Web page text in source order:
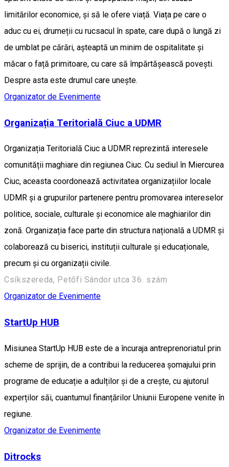
limitărilor economice, și să le ofere viață. Viața pe care o
aduc cu ei, drumeții cu rucsacul în spate, care după o lungă zi
de umblat pe cărări, așteaptă un minim de ospitalitate și
măcar o față primitoare, cu care să împărtășească povești.
Despre asta este drumul care unește.
Organizator de Evenimente
Organizația Teritorială Ciuc a UDMR
Organizația Teritorială Ciuc a UDMR reprezintă interesele
comunității maghiare din regiunea Ciuc. Cu sediul în Miercurea
Ciuc, aceasta coordonează activitatea organizațiilor locale
UDMR și a grupurilor partenere pentru promovarea intereselor
politice, sociale, culturale și economice ale maghiarilor din
zonă. Organizația face parte din structura națională a UDMR și
colaborează cu biserici, instituții culturale și educaționale,
precum și cu organizații civile.
Csíkszereda, Petőfi Sándor utca 36. szám
Organizator de Evenimente
StartUp HUB
Misiunea StartUp HUB este de a încuraja antreprenoriatul prin
scheme de sprijin, de a contribui la reducerea șomajului prin
programe de educație a adulților și de a crește, cu ajutorul
experților săi, cuantumul finanțărilor Uniunii Europene venite în
regiune.
Organizator de Evenimente
Ditrocks